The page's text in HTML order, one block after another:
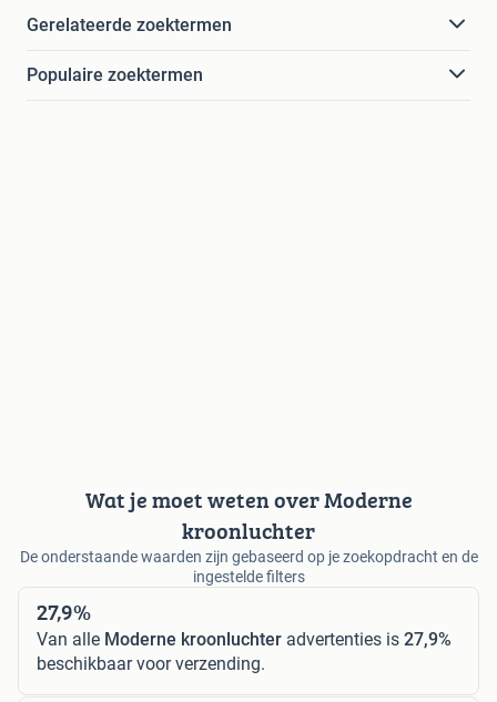
Gerelateerde zoektermen
Populaire zoektermen
Wat je moet weten over Moderne
kroonluchter
De onderstaande waarden zijn gebaseerd op je zoekopdracht en de
ingestelde filters
27,9%
Van alle Moderne kroonluchter advertenties is 27,9%
beschikbaar voor verzending.